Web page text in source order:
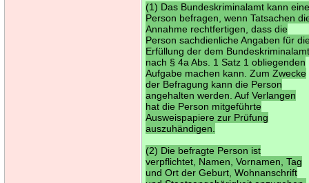
(1) Das Bundeskriminalamt kann
Person befragen, wenn Tatsachen
Annahme rechtfertigen, dass die
Person sachdienliche Angaben für
Erfüllung der dem
nach § 4a Abs. 1 Satz 1 obliegenden
Aufgabe machen kann. Zum Zwecke
der Befragung kann die Person
angehalten werden. Auf Verlangen
hat die Person mitgeführte
Ausweispapiere zur Prüfung
auszuhändigen.
(2) Die befragte Person ist
verpflichtet, Namen, Vornamen, Tag
und Ort der Geburt, Wohnanschrift